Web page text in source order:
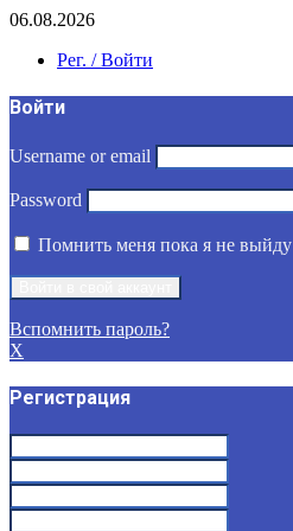
06.08.2026
Рег. / Войти
Войти
Username or email
Password
Помнить меня пока я не выйду
Вспомнить пароль?
X
Регистрация